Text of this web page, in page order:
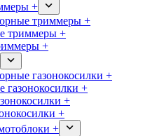
+
триммеры +
триммеры +
+
газонокосилки +
газонокосилки +
+
+
+